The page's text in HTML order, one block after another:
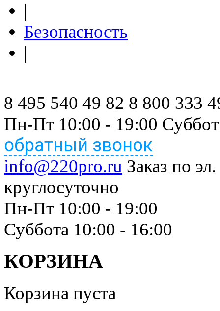
|
Безопасность
|
8 495 540 49 82 8 800 333
Пн-Пт 10:00 - 19:00
обратный звонок
info@220pro.ru Заказ по
круглосуточно
Пн-Пт 10:00 - 19:00
Суббота 10:00 - 16:00
КОРЗИНА
Корзина пуста